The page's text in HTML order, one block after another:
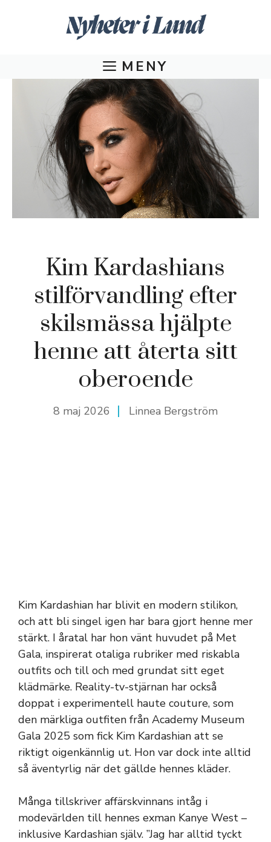
MENY
Kim Kardashians
stilförvandling efter
skilsmässa hjälpte
henne att återta sitt
oberoende
8 maj 2026 Linnea Bergström
Kim Kardashian har blivit en modern stilikon,
och att bli singel igen har bara gjort henne mer
stärkt. I åratal har hon vänt huvudet på Met
Gala, inspirerat otaliga rubriker med riskabla
outfits och till och med grundat sitt eget
klädmärke. Reality-tv-stjärnan har också
doppat i experimentell haute couture, som
den märkliga outfiten från Academy Museum
Gala 2025 som fick Kim Kardashian att se
riktigt oigenkännlig ut. Hon var dock inte alltid
så äventyrlig när det gällde hennes kläder.
Många tillskriver affärskvinnans intåg i
modevärlden till hennes exman Kanye West –
inklusive Kardashian själv. ”Jag har alltid tyckt